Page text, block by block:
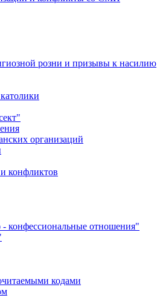
розни и призывы к насилию
организаций
конфликтов
- конфессиональные отношения"
кодами